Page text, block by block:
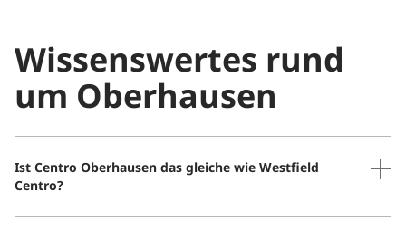
Wissenswertes rund
um Oberhausen
Ist Centro Oberhausen das gleiche wie Westfield
Centro?